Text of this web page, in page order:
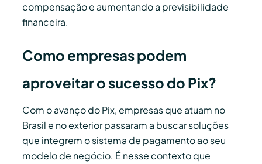
compensação e aumentando a previsibilidade
financeira.
Como empresas podem
aproveitar o sucesso do Pix?
Com o avanço do Pix, empresas que atuam no
Brasil e no exterior passaram a buscar soluções
que integrem o sistema de pagamento ao seu
modelo de negócio. É nesse contexto que